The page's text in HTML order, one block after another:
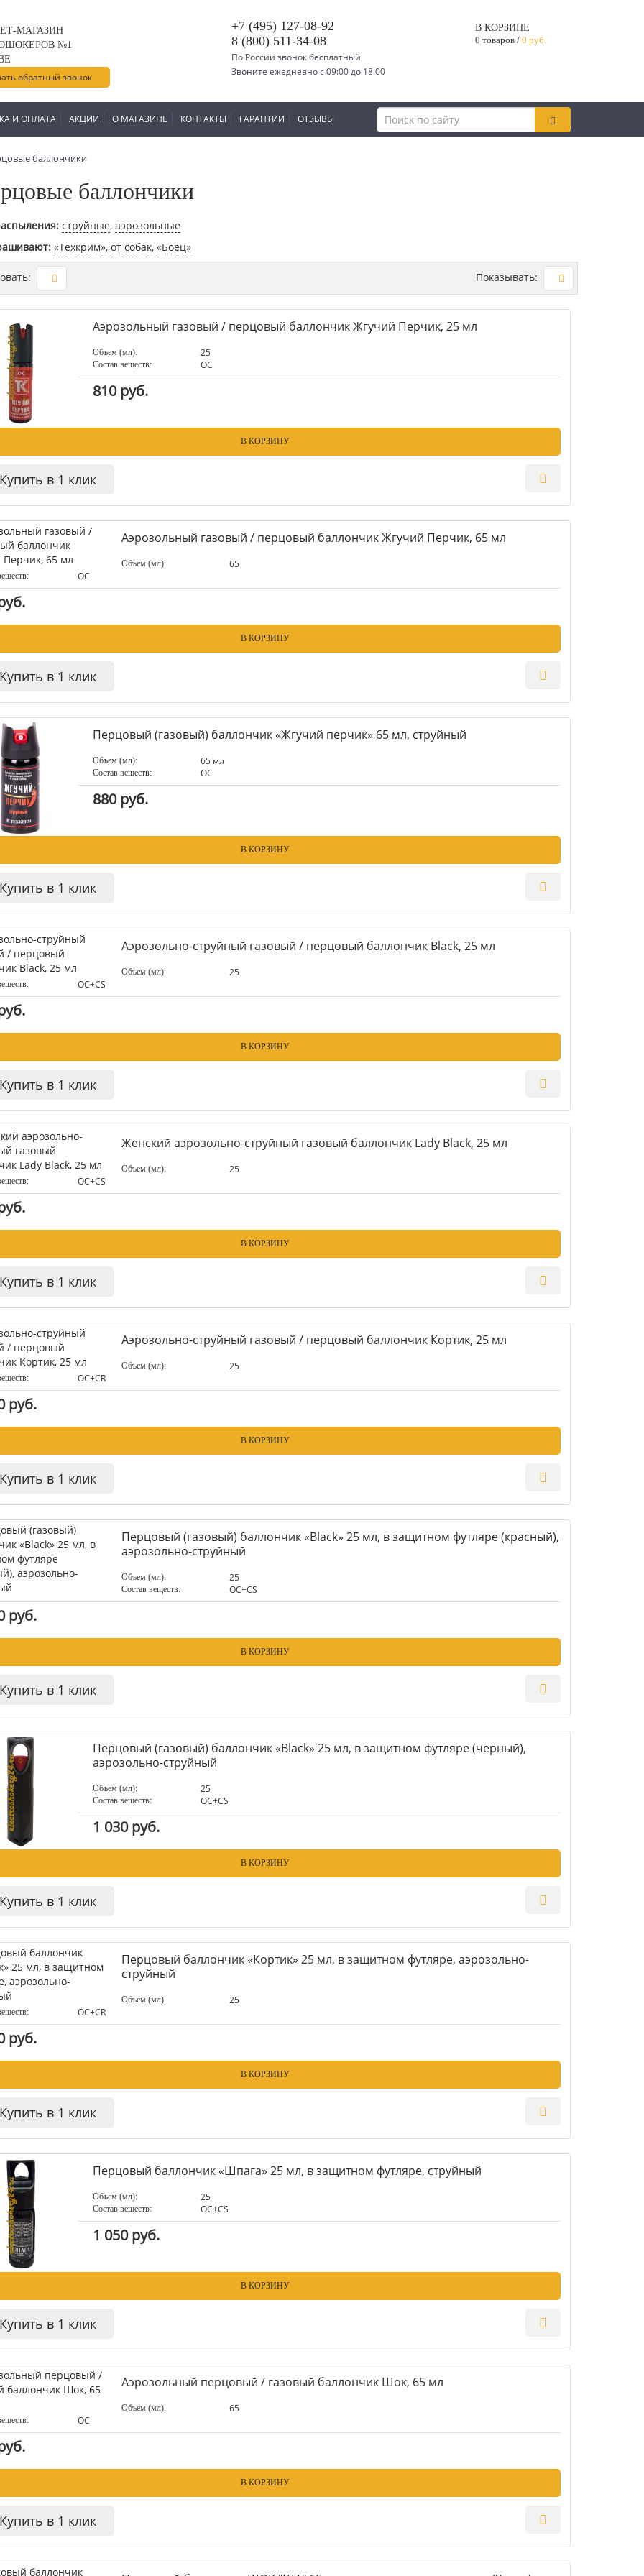
МАГАЗИН
№1
обратный звонок
+7 (495) 127-08-92
8 (800) 511-34-08
По России звонок бесплатный
Звоните ежедневно с 09:00 до 18:00
В КОРЗИНЕ
0 товаров / 0 руб.
И ОПЛАТА АКЦИИ О МАГАЗИНЕ КОНТАКТЫ ГАРАНТИИ ОТЗЫВЫ
баллончики
баллончики
струйные, аэрозольные
«Техкрим», от собак, «Боец»
Показывать:
Аэрозольный газовый / перцовый баллончик Жгучий Перчик, 25 мл
Объем (мл): 25
Состав веществ: OC
810 руб.
В КОРЗИНУ
Купить в 1 клик
Аэрозольный газовый / перцовый баллончик Жгучий Перчик, 65 мл
Объем (мл): 65
OC
В КОРЗИНУ
Купить в 1 клик
Перцовый (газовый) баллончик «Жгучий перчик» 65 мл, струйный
Объем (мл): 65 мл
Состав веществ: ОC
880 руб.
В КОРЗИНУ
Купить в 1 клик
Аэрозольно-струйный газовый / перцовый баллончик Black, 25 мл
Объем (мл): 25
OC+CS
В КОРЗИНУ
Купить в 1 клик
Женский аэрозольно-струйный газовый баллончик Lady Black, 25 мл
Объем (мл): 25
OC+CS
В КОРЗИНУ
Купить в 1 клик
Аэрозольно-струйный газовый / перцовый баллончик Кортик, 25 мл
Объем (мл): 25
OC+CR
руб.
В КОРЗИНУ
Купить в 1 клик
Перцовый (газовый) баллончик «Black» 25 мл, в защитном футляре (красный),
аэрозольно-струйный
Объем (мл): 25
Состав веществ: ОC+CS
руб.
В КОРЗИНУ
Купить в 1 клик
Перцовый (газовый) баллончик «Black» 25 мл, в защитном футляре (черный),
аэрозольно-струйный
Объем (мл): 25
Состав веществ: ОC+CS
1 030 руб.
В КОРЗИНУ
Купить в 1 клик
Перцовый баллончик «Кортик» 25 мл, в защитном футляре, аэрозольно-
струйный
Объем (мл): 25
ОC+CR
руб.
В КОРЗИНУ
Купить в 1 клик
Перцовый баллончик «Шпага» 25 мл, в защитном футляре, струйный
Объем (мл): 25
Состав веществ: ОC+CS
1 050 руб.
В КОРЗИНУ
Купить в 1 клик
Аэрозольный перцовый / газовый баллончик Шок, 65 мл
Объем (мл): 65
OC
В КОРЗИНУ
Купить в 1 клик